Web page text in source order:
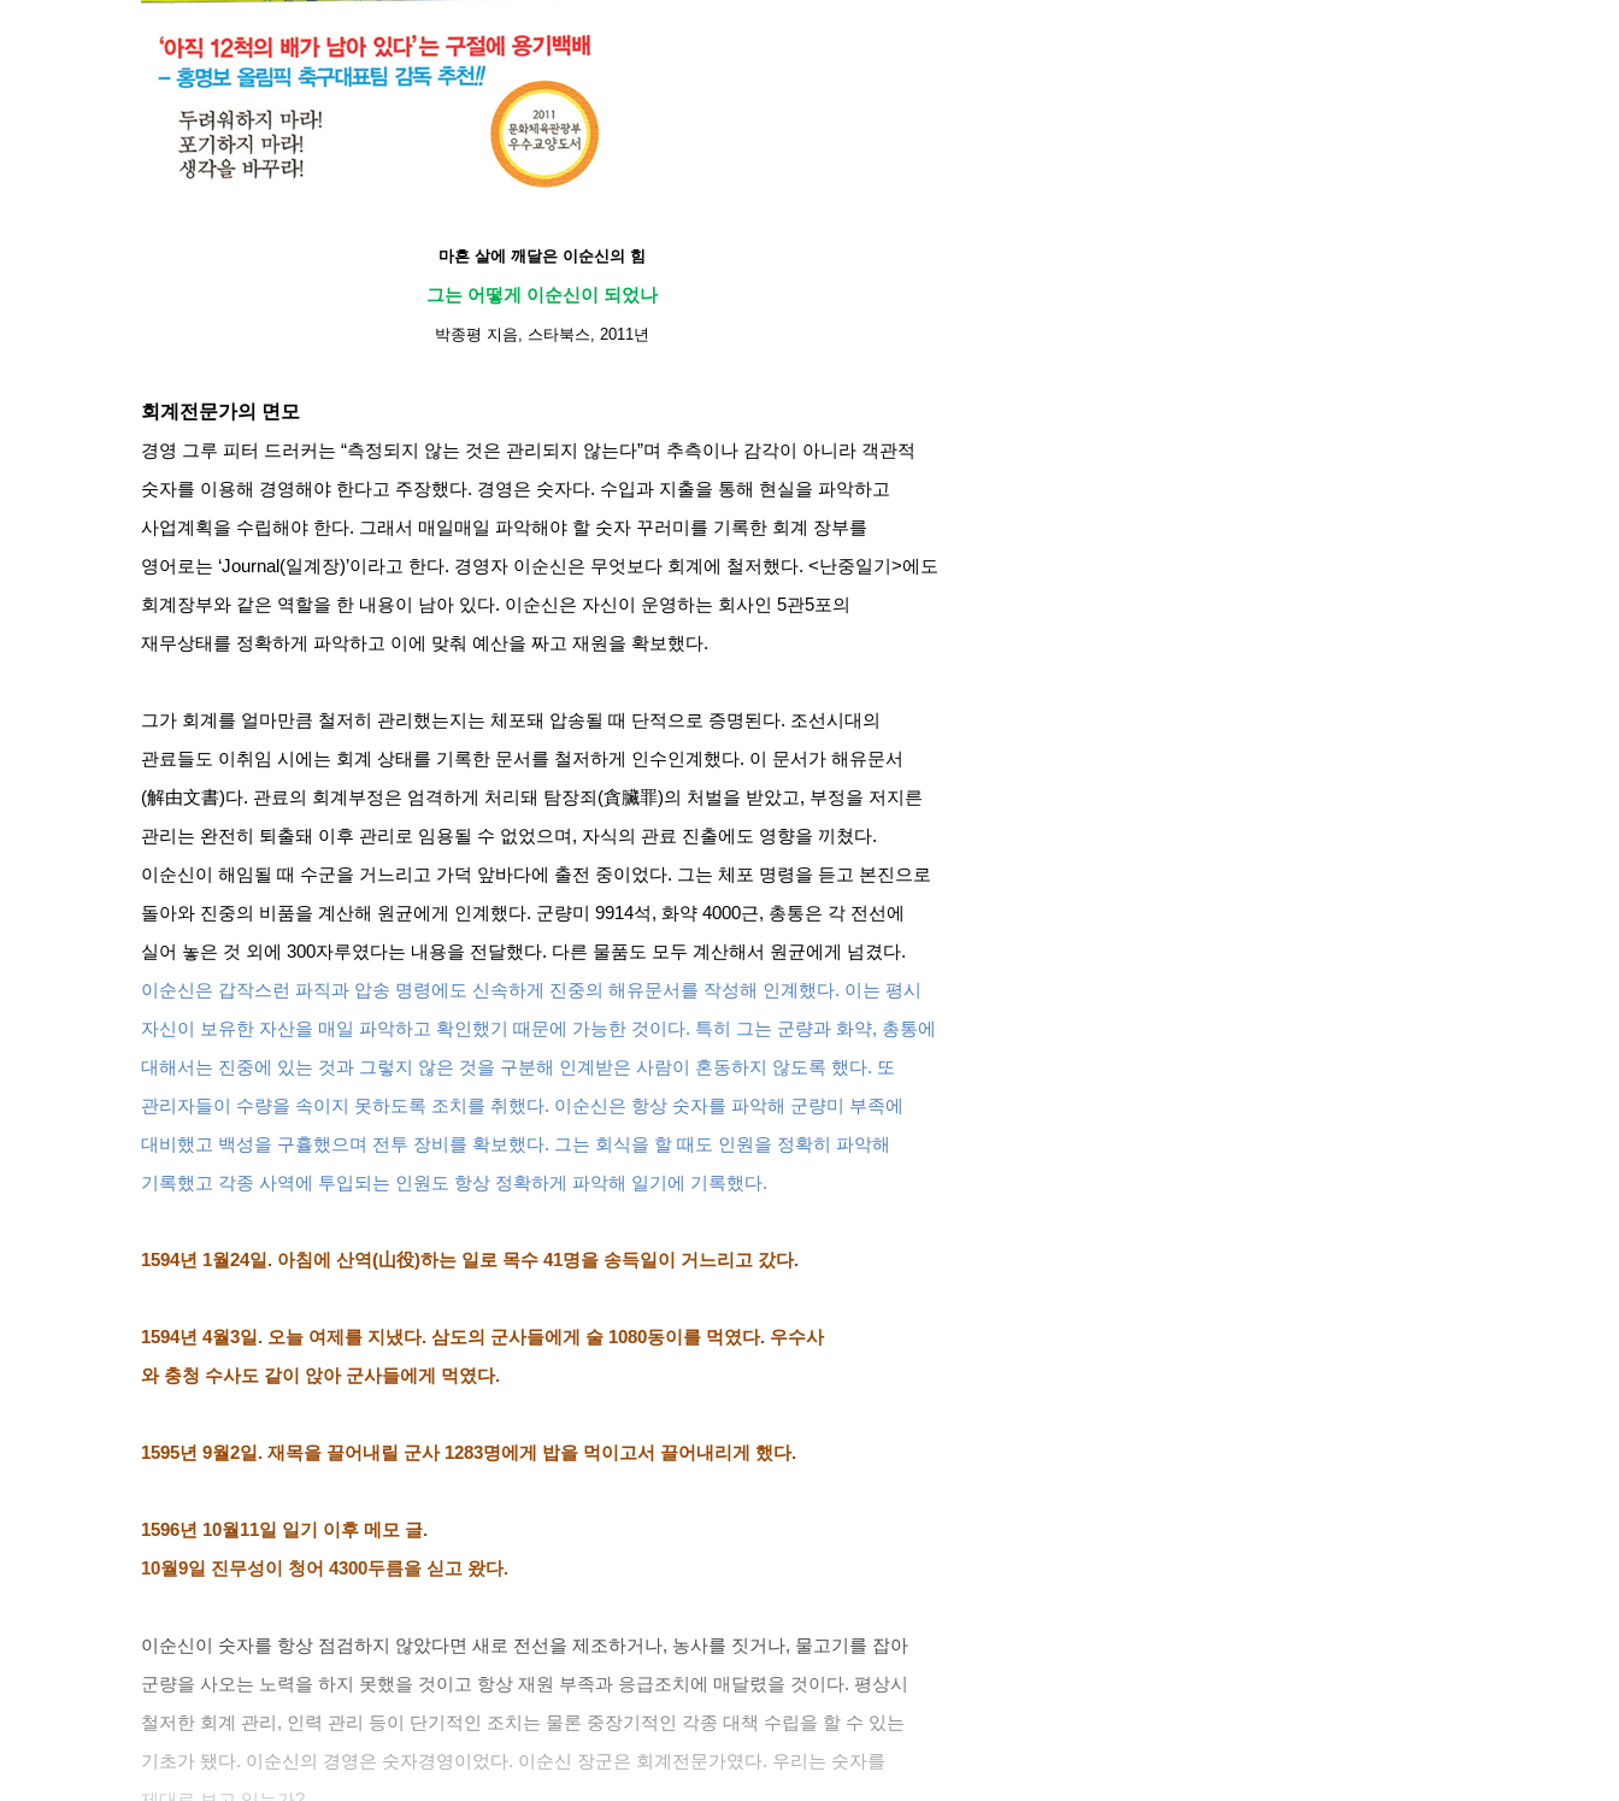
마흔 살에 깨달은 이순신의 힘
그는 어떻게 이순신이 되었나
박종평 지음 스타북스 , 2011 년
회계전문가의 면모
경영 그루 피터 드러커는 “측정되지 않는 것은 관리되지 않는다”며 추측이나 감각이 아니라 객관적
숫자를 이용해 경영해야 한다고 주장했다. 경영은 숫자다. 수입과 지출을 통해 현실을 파악하고
사업계획을 수립해야 한다. 그래서 매일매일 파악해야 할 숫자 꾸러미를 기록한 회계 장부를
영어로는 ‘Journal(일계장)’이라고 한다. 경영자 이순신은 무엇보다 회계에 철저했다. <난중일기>에도
회계장부와 같은 역할을 한 내용이 남아 있다. 이순신은 자신이 운영하는 회사인 5관5포의
재무상태를 정확하게 파악하고 이에 맞춰 예산을 짜고 재원을 확보했다.
그가 회계를 얼마만큼 철저히 관리했는지는 체포돼 압송될 때 단적으로 증명된다. 조선시대의
관료들도 이취임 시에는 회계 상태를 기록한 문서를 철저하게 인수인계했다. 이 문서가 해유문서
(解由文書)다. 관료의 회계부정은 엄격하게 처리돼 탐장죄(貪臟罪)의 처벌을 받았고, 부정을 저지른
관리는 완전히 퇴출돼 이후 관리로 임용될 수 없었으며, 자식의 관료 진출에도 영향을 끼쳤다.
이순신이 해임될 때 수군을 거느리고 가덕 앞바다에 출전 중이었다. 그는 체포 명령을 듣고 본진으로
돌아와 진중의 비품을 계산해 원균에게 인계했다. 군량미 9914석, 화약 4000근, 총통은 각 전선에
실어 놓은 것 외에 300자루였다는 내용을 전달했다. 다른 물품도 모두 계산해서 원균에게 넘겼다.
이순신은 갑작스런 파직과 압송 명령에도 신속하게 진중의 해유문서를 작성해 인계했다. 이는 평시
자신이 보유한 자산을 매일 파악하고 확인했기 때문에 가능한 것이다. 특히 그는 군량과 화약, 총통에
대해서는 진중에 있는 것과 그렇지 않은 것을 구분해 인계받은 사람이 혼동하지 않도록 했다. 또
관리자들이 수량을 속이지 못하도록 조치를 취했다. 이순신은 항상 숫자를 파악해 군량미 부족에
대비했고 백성을 구휼했으며 전투 장비를 확보했다. 그는 회식을 할 때도 인원을 정확히 파악해
기록했고 각종 사역에 투입되는 인원도 항상 정확하게 파악해 일기에 기록했다.
1594년 1월24일. 아침에 산역(山役)하는 일로 목수 41명을 송득일이 거느리고 갔다.
1594년 4월3일. 오늘 여제를 지냈다. 삼도의 군사들에게 술 1080동이를 먹였다. 우수사
와 충청 수사도 같이 앉아 군사들에게 먹였다.
1595년 9월2일. 재목을 끌어내릴 군사1283명에게 밥을 먹이고서 끌어내리게 했다.
1596년 10월11일 일기 이후 메모 글.
10월9일 진무성이 청어 4300두름을 싣고 왔다.
이순신이 숫자를 항상 점검하지 않았다면 새로 전선을 제조하거나, 농사를 짓거나, 물고기를 잡아
군량을 사오는 노력을 하지 못했을 것이고 항상 재원 부족과 응급조치에 매달렸을 것이다. 평상시
철저한 회계 관리, 인력 관리 등이 단기적인 조치는 물론 중장기적인 각종 대책 수립을 할 수 있는
기초가 됐다. 이순신의 경영은 숫자경영이었다. 이순신 장군은 회계전문가였다. 우리는 숫자를